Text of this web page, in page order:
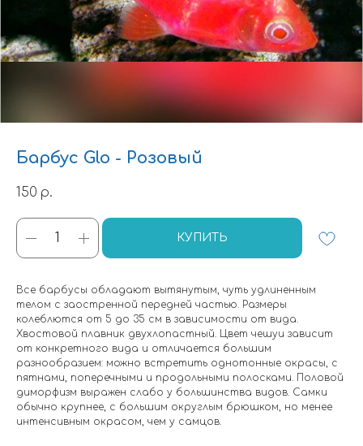
Барбус Glo - Розовый
150 р.
КУПИТЬ
Все барбусы обладают вытянутым, чуть удлиненным
телом с заостренной передней частью. Размеры
колеблются от 5 до 35 см в зависимости от вида.
Хвостовой плавник двухлопастный. Цвет чешуи зависит
от конкретного вида и отличается большим
разнообразием: можно встретить однотонные окрасы, с
пятнами, поперечными и продольными полосками. Половой
диморфизм выражен слабо у большинства видов. Самки
обычно крупнее, с большим округлым брюшком, но менее
интенсивным окрасом, чем у самцов.